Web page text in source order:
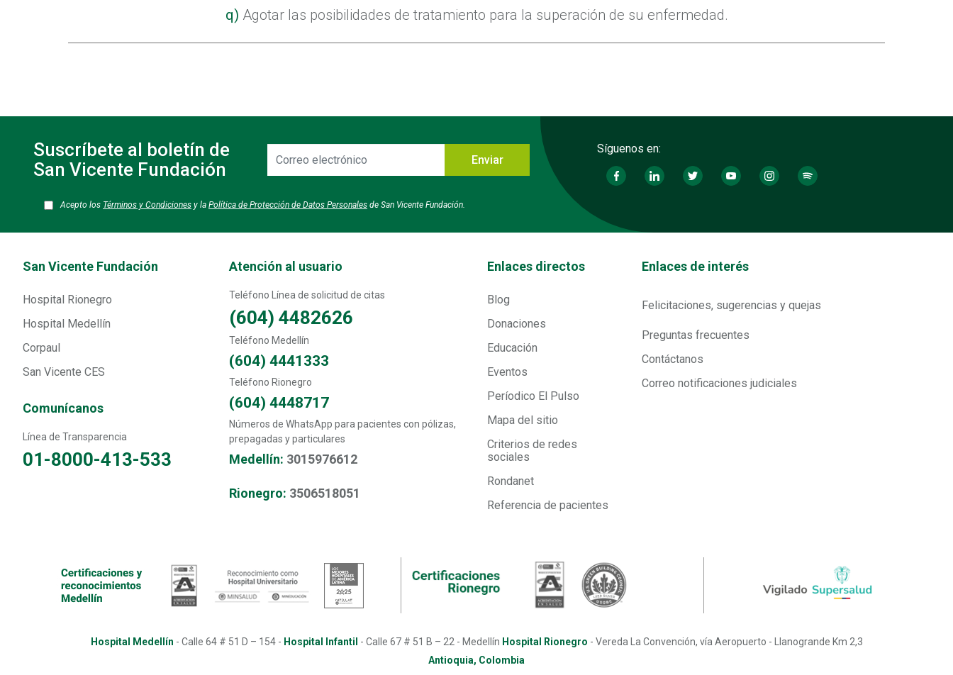
q) Agotar las posibilidades de tratamiento para la superación de su enfermedad.
Suscríbete al boletín de
San Vicente Fundación
Correo
electrónico
Acepto los Términos y Condiciones y la Política de Protección de Datos Personales de San Vicente Fundación.
Enviar
Síguenos en:
Transversal - Menú San Vicente fundación footer
San Vicente Fundación
Hospital Rionegro
Hospital Medellín
Corpaul
San Vicente CES
Comunícanos
Línea de Transparencia
01-8000-413-533
Atención al usuario
Teléfono Línea de solicitud de citas
(604) 4482626
Teléfono Medellín
(604) 4441333
Teléfono Rionegro
(604) 4448717
Números de WhatsApp para pacientes con pólizas,
prepagadas y particulares
Medellín: 3015976612
Rionegro: 3506518051
Transversal - Menú enlaces directos footer
Enlaces directos
Blog
Donaciones
Educación
Eventos
Períodico El Pulso
Mapa del sitio
Criterios de redes
sociales
Rondanet
Referencia de pacientes
Enlaces de interés
Felicitaciones, sugerencias y quejas
Preguntas frecuentes
Contáctanos
Correo notificaciones judiciales
Hospital Medellín - Calle 64 # 51 D – 154 - Hospital Infantil - Calle 67 # 51 B – 22 - Medellín Hospital Rionegro - Vereda La Convención, vía Aeropuerto - Llanogrande Km 2,3
Antioquia, Colombia